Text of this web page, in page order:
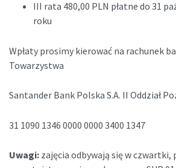
III rata 480,00 PLN płatne do 31
roku
Wpłaty prosimy kierować na rachunek
Towarzystwa
Santander Bank Polska S.A. II Oddział
31 1090 1346 0000 0000 3400 1347
Uwagi: zajęcia odbywają się w czwartki,